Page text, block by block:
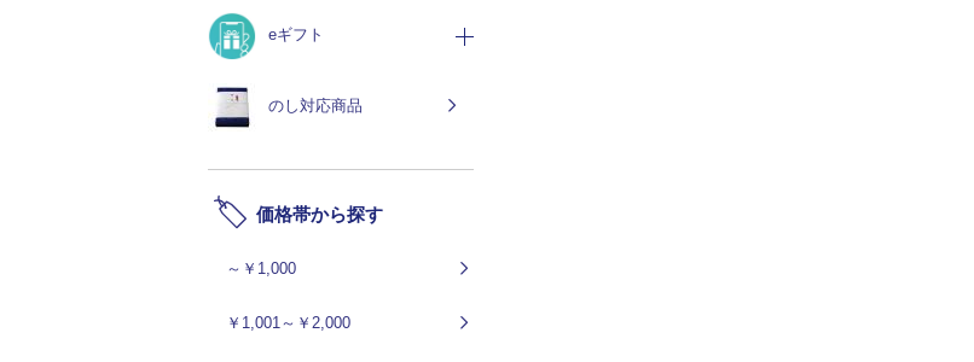
eギフト
のし対応商品
価格帯から探す
～￥1,000
￥1,001～￥2,000